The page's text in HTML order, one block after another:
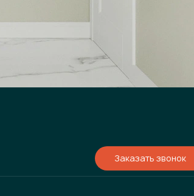
Заказать звонок